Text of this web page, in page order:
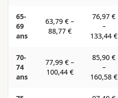
65-
69
ans
63,79 € –
88,77 €
76,97 €
–
133,44 €
70-
74
ans
77,99 € –
100,44 €
85,90 €
–
160,58 €